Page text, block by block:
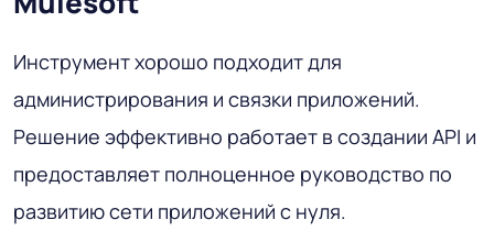
Инструмент хорошо подходит для
администрирования и связки приложений.
Решение эффективно работает в создании API и
предоставляет полноценное руководство по
развитию сети приложений с нуля.